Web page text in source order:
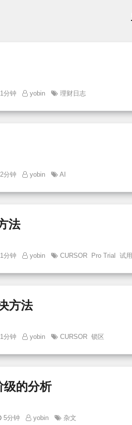
1分钟 yobin 理财日志
2分钟 yobin AI
法
1分钟 yobin CURSOR Pro Trial 试用
方法
1分钟 yobin CURSOR 锁区
级的分析
5分钟 yobin 杂文